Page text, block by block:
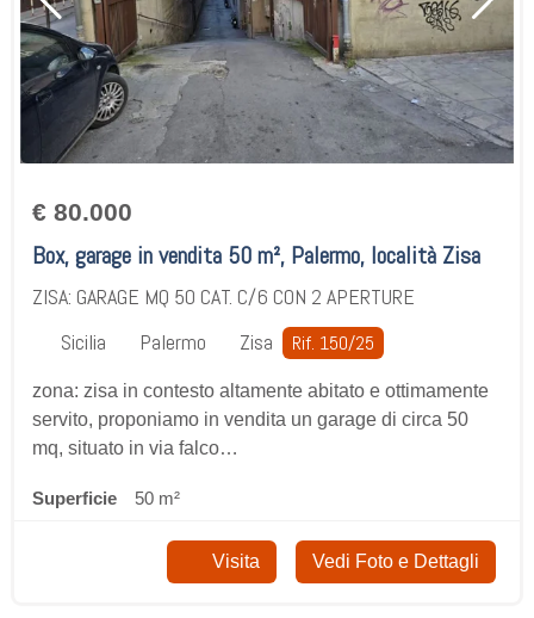
€ 80.000
Box, garage in vendita 50 m², Palermo, località Zisa
ZISA: GARAGE MQ 50 CAT. C/6 CON 2 APERTURE
Sicilia
Palermo Zisa Rif. 150/25
zona: zisa in contesto altamente abitato e ottimamente
servito, proponiamo in vendita un garage di circa 50
mq, situato in via falco…
Superficie 50 m²
Visita Vedi Foto e Dettagli